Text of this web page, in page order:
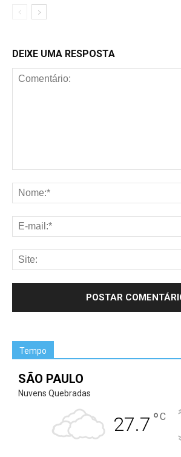
DEIXE UMA RESPOSTA
Tempo
SÃO PAULO
Nuvens Quebradas
27.7 °C